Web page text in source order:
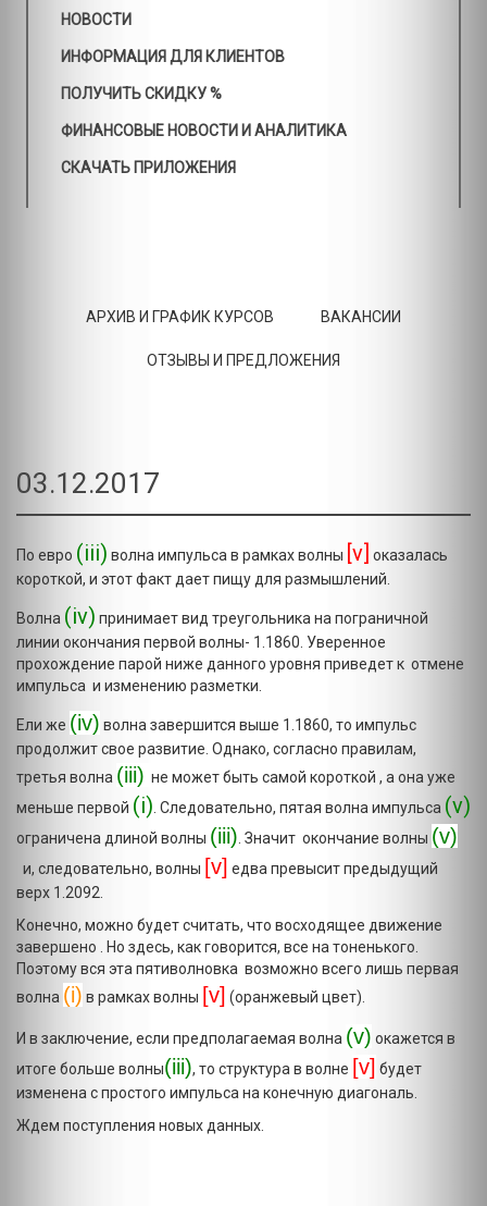
НОВОСТИ
ИНФОРМАЦИЯ ДЛЯ КЛИЕНТОВ
ПОЛУЧИТЬ СКИДКУ %
ФИНАНСОВЫЕ НОВОСТИ И АНАЛИТИКА
СКАЧАТЬ ПРИЛОЖЕНИЯ
АРХИВ И ГРАФИК КУРСОВ ВАКАНСИИ
ОТЗЫВЫ И ПРЕДЛОЖЕНИЯ
03.12.2017
По евро (iii) волна импульса в рамках волны [v] оказалась
короткой, и этот факт дает пищу для размышлений.
Волна (iv) принимает вид треугольника на пограничной
линии окончания первой волны- 1.1860. Уверенное
прохождение парой ниже данного уровня приведет к отмене
импульса и изменению разметки.
Ели же (iv) волна завершится выше 1.1860, то импульс
продолжит свое развитие. Однако, согласно правилам,
третья волна (iii) не может быть самой короткой , а она уже
меньше первой (i) . Следовательно, пятая волна импульса (v)
ограничена длиной волны (iii) . Значит окончание волны (v)
и, следовательно, волны [v] едва превысит предыдущий
верх 1.2092.
Конечно, можно будет считать, что восходящее движение
завершено . Но здесь, как говорится, все на тоненького.
Поэтому вся эта пятиволновка возможно всего лишь первая
волна (i) в рамках волны [v] (оранжевый цвет).
И в заключение, если предполагаемая волна (v) окажется в
итоге больше волны(iii), то структура в волне [v] будет
изменена с простого импульса на конечную диагональ.
Ждем поступления новых данных.